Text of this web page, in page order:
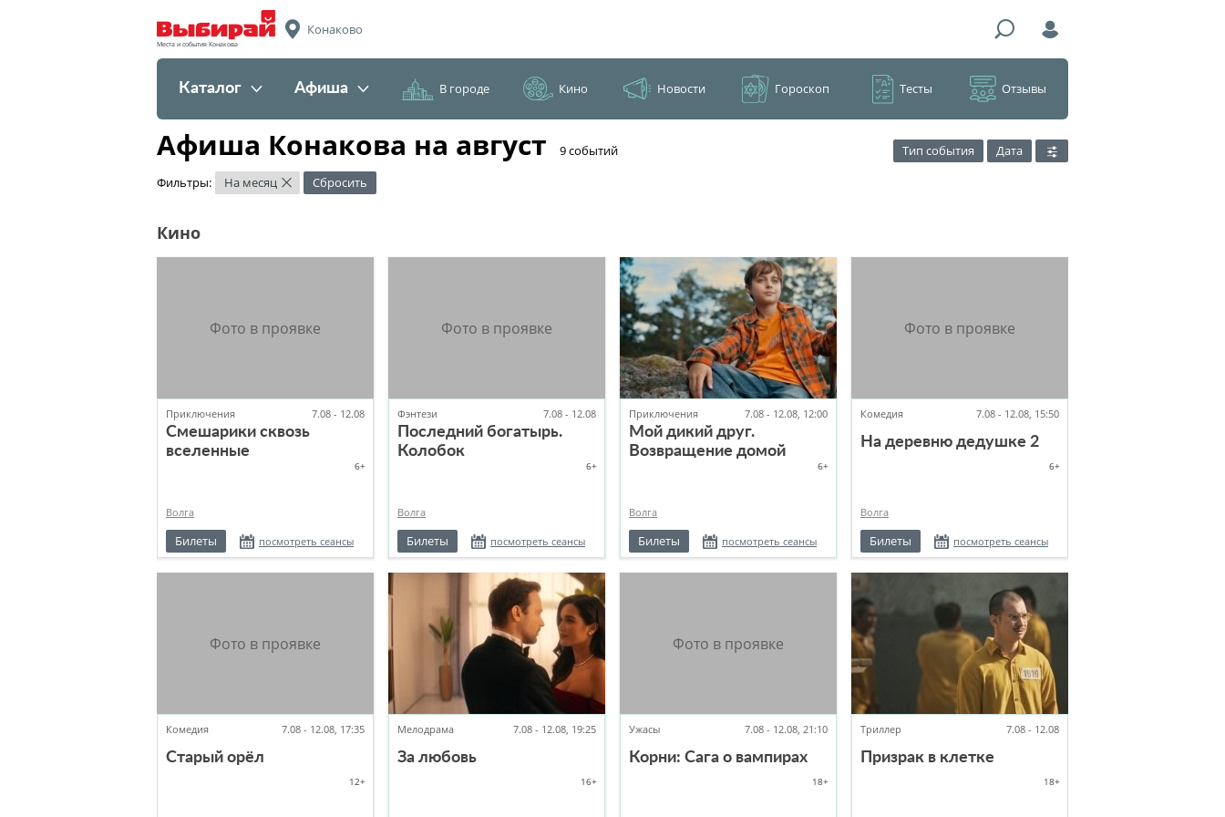
Места и события Конакова
Конаково
Каталог Афиша В городе Кино Новости Гороскоп Тесты Отзывы
Афиша Конакова на август ​9 событий Тип события
Дата
Фильтры:
На месяц × Сбросить
Кино
Приключения 7.08 - 12.08
Смешарики сквозь
вселенные
6+
Волга
Билеты посмотреть сеансы
Фэнтези 7.08 - 12.08
Последний богатырь.
Колобок
6+
Волга
Билеты посмотреть сеансы
Приключения 7.08 - 12.08, 12:00
Мой дикий друг.
Возвращение домой
6+
Волга
Билеты посмотреть сеансы
Комедия 7.08 - 12.08, 15:50
На деревню дедушке 2
6+
Волга
Билеты посмотреть сеансы
Комедия 7.08 - 12.08, 17:35
Старый орёл
12+
Мелодрама 7.08 - 12.08, 19:25
За любовь
16+
Ужасы 7.08 - 12.08, 21:10
Корни: Сага о вампирах
18+
Триллер 7.08 - 12.08
Призрак в клетке
18+